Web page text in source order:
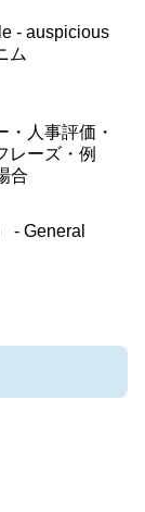
- auspicious
ム
・人事評価・
レーズ・例
合
- General